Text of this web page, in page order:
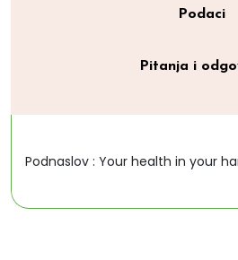
Podaci
Pitanja i
Podnaslov : Your health in your